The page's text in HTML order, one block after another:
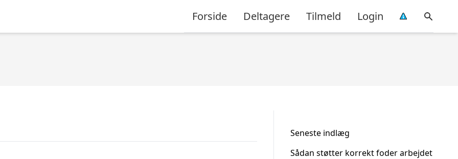
Forside Deltagere Tilmeld Login
Seneste indlæg
Sådan støtter korrekt foder arbejdet